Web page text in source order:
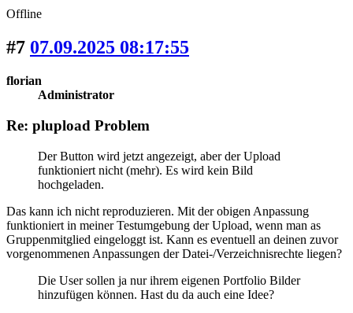
Offline
#7 07.09.2025 08:17:55
florian
Administrator
Re: plupload Problem
Der Button wird jetzt angezeigt, aber der Upload
funktioniert nicht (mehr). Es wird kein Bild
hochgeladen.
Das kann ich nicht reproduzieren. Mit der obigen Anpassung
funktioniert in meiner Testumgebung der Upload, wenn man as
Gruppenmitglied eingeloggt ist. Kann es eventuell an deinen zuvor
vorgenommenen Anpassungen der Datei-/Verzeichnisrechte liegen?
Die User sollen ja nur ihrem eigenen Portfolio Bilder
hinzufügen können. Hast du da auch eine Idee?